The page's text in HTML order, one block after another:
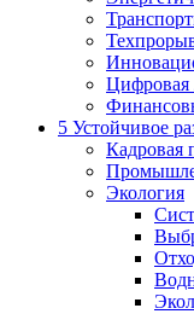
Цифровая
5 Устойчивое
Кадровая
Экология